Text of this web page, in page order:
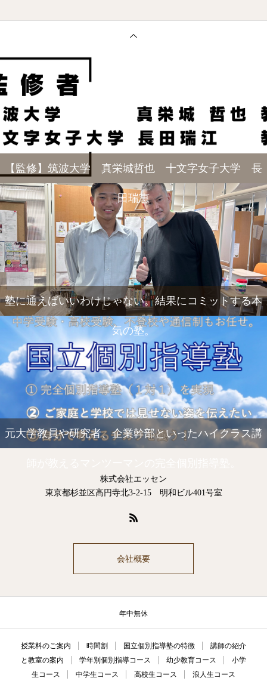
【監修】筑波大学 真栄城哲也 十文字女子大学 長
田瑞恵
塾に通えばいいわけじゃない。結果にコミットする本
気の塾。
元大学教員や研究者、企業幹部といったハイクラス講
株式会社エッセン
東京都杉並区高円寺北3-2-15 明和ビル401号室
会社概要
年中無休
授業料のご案内 時間割 国立個別指導塾の特徴
講師の紹介
と教室の案内
学年別個別指導コース 幼少教育コース
小学
生コース
中学生コース 高校生コース 浪人生コース